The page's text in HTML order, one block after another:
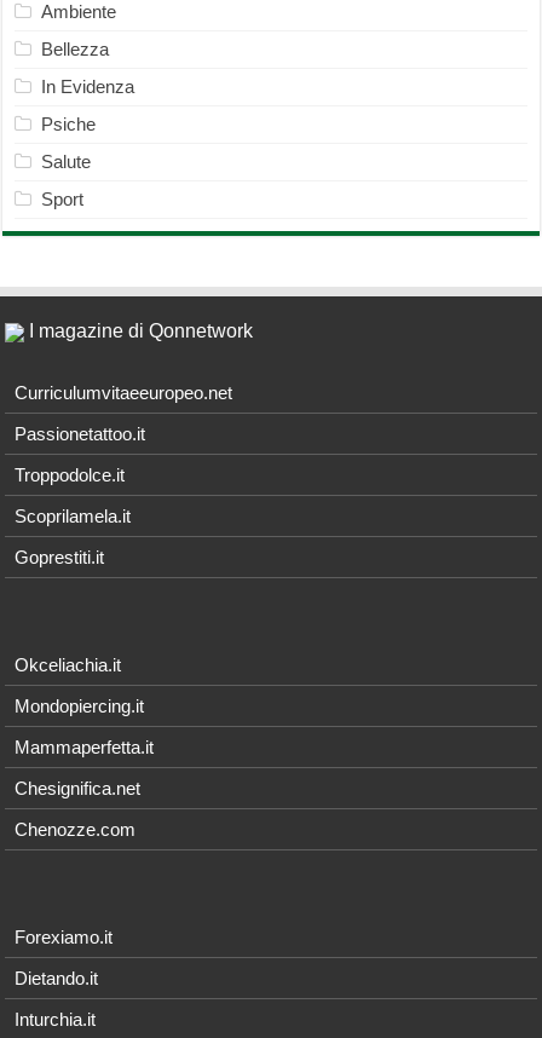
Ambiente
Bellezza
In Evidenza
Psiche
Salute
Sport
I magazine di Qonnetwork
Curriculumvitaeeuropeo.net
Passionetattoo.it
Troppodolce.it
Scoprilamela.it
Goprestiti.it
Okceliachia.it
Mondopiercing.it
Mammaperfetta.it
Chesignifica.net
Chenozze.com
Forexiamo.it
Dietando.it
Inturchia.it